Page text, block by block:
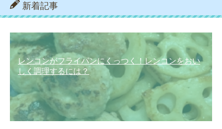
新着記事
レンコンがフライパンにくっつく！レンコンをおい
しく調理するには？